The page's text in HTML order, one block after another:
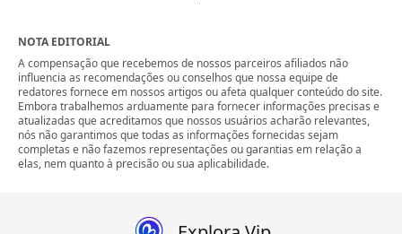
NOTA EDITORIAL
A compensação que recebemos de nossos parceiros afiliados não
influencia as recomendações ou conselhos que nossa equipe de
redatores fornece em nossos artigos ou afeta qualquer conteúdo do site.
Embora trabalhemos arduamente para fornecer informações precisas e
atualizadas que acreditamos que nossos usuários acharão relevantes,
nós não garantimos que todas as informações fornecidas sejam
completas e não fazemos representações ou garantias em relação a
elas, nem quanto à precisão ou sua aplicabilidade.